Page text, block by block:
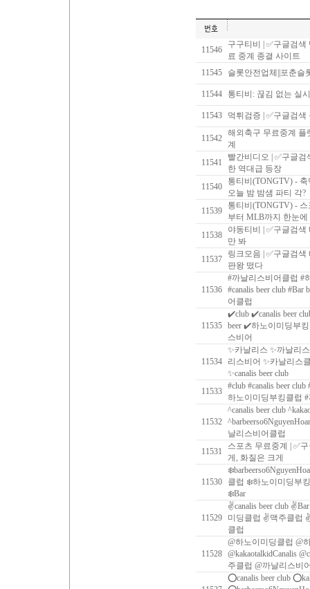
11546
구구티비 | ✅구글검
료 중계 종결 사이트
11545
슬롯안전업체||포춘슬
11544 통티비: 끊김 없는 실
11543 먹튀검증 | ✅구글검
11542
해외축구 무료중계 플
계
11541
빨간비디오 | ✅구글
한 역대급 등장
11540
통티비(TONGTV) -
오늘 밤 밤샘 파티 각?
11539
통티비(TONGTV) -
부터 MLB까지 한눈에
11538
야동티비 | ✅구글검
만 봐
11537
링크모음 | ✅구글검
판왕 떴다
11536
#까날리스비어클럽 #
#‍canalis beer club
어클럽
11535
✔️club ✔️canalis beer
beer ✔️하노이미딩부
스비어
11534
✨카날리스 ✨까날리
리스비어 ✨카날리스클
✨canalis beer club
11533
#club #canalis beer club
하노이미딩부킹클럽
11532
^canalis beer club
날리스비어클럽
11531
스포츠 무료중계 | ✅
게, 화질은 크게
11530
클럽 ❄️하노이미딩부
❄️Bar
11529
✌canalis beer club
미딩클럽 ✌맥주클럽
클럽
11528
@하노이미딩클럽 @
@kakaotalkidCanalis
주클럽 @까날리스비
⭕️canalis beer club